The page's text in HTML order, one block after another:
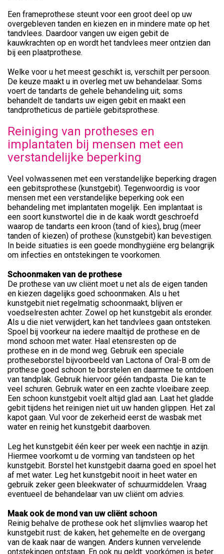
Een frameprothese steunt voor een groot deel op uw
overgebleven tanden en kiezen en in mindere mate op het
tandvlees. Daardoor vangen uw eigen gebit de
kauwkrachten op en wordt het tandvlees meer ontzien dan
bij een plaatprothese.
Welke voor u het meest geschikt is, verschilt per persoon.
De keuze maakt u in overleg met uw behandelaar. Soms
voert de tandarts de gehele behandeling uit; soms
behandelt de tandarts uw eigen gebit en maakt een
tandprotheticus de partiële gebitsprothese.
Reiniging van protheses en
implantaten bij mensen met een
verstandelijke beperking
Veel volwassenen met een verstandelijke beperking dragen
een gebitsprothese (kunstgebit). Tegenwoordig is voor
mensen met een verstandelijke beperking ook een
behandeling met implantaten mogelijk. Een implantaat is
een soort kunstwortel die in de kaak wordt geschroefd
waarop de tandarts een kroon (tand of kies), brug (meer
tanden of kiezen) of prothese (kunstgebit) kan bevestigen.
In beide situaties is een goede mondhygiëne erg belangrijk
om infecties en ontstekingen te voorkomen.
Schoonmaken van de prothese
De prothese van uw cliënt moet u net als de eigen tanden
en kiezen dagelijks goed schoonmaken. Als u het
kunstgebit niet regelmatig schoonmaakt, blijven er
voedselresten achter. Zowel op het kunstgebit als eronder.
Als u die niet verwijdert, kan het tandvlees gaan ontsteken.
Spoel bij voorkeur na iedere maaltijd de prothese en de
mond schoon met water. Haal etensresten op de
prothese en in de mond weg. Gebruik een speciale
protheseborstel bijvoorbeeld van Lactona of Oral-B om de
prothese goed schoon te borstelen en daarmee te ontdoen
van tandplak. Gebruik hiervoor géén tandpasta. Die kan te
veel schuren. Gebruik water en een zachte vloeibare zeep.
Een schoon kunstgebit voelt altijd glad aan. Laat het gladde
gebit tijdens het reinigen niet uit uw handen glippen. Het zal
kapot gaan. Vul voor de zekerheid eerst de wasbak met
water en reinig het kunstgebit daarboven.
Leg het kunstgebit één keer per week een nachtje in azijn.
Hiermee voorkomt u de vorming van tandsteen op het
kunstgebit. Borstel het kunstgebit daarna goed en spoel het
af met water. Leg het kunstgebit nooit in heet water en
gebruik zeker geen bleekwater of schuurmiddelen. Vraag
eventueel de behandelaar van uw cliënt om advies.
Maak ook de mond van uw cliënt schoon
Reinig behalve de prothese ook het slijmvlies waarop het
kunstgebit rust: de kaken, het gehemelte en de overgang
van de kaak naar de wangen. Anders kunnen vervelende
ontstekingen ontstaan. En ook nu geldt: voorkómen is beter